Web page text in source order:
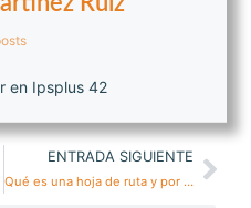
en Ipsplus 42
ENTRADA SIGUIENTE
Qué es una hoja de ruta y por qué es imprescindible